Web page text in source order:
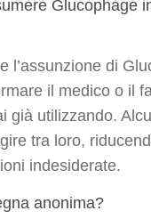
Glucophage
l’assunzione di
il medico o il
già utilizzando.
tra loro,
indesiderate.
anonima?